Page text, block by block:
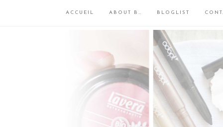
ACCUEIL ABOUT B… BLOGLIST